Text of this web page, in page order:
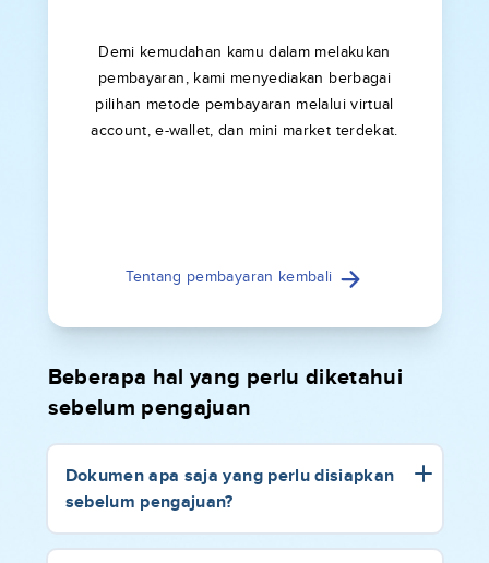
Demi kemudahan kamu dalam melakukan
pembayaran, kami menyediakan berbagai
pilihan metode pembayaran melalui virtual
account, e-wallet, dan mini market terdekat.
Tentang pembayaran kembali
Beberapa hal yang perlu diketahui
sebelum pengajuan
Dokumen apa saja yang perlu disiapkan
sebelum pengajuan?